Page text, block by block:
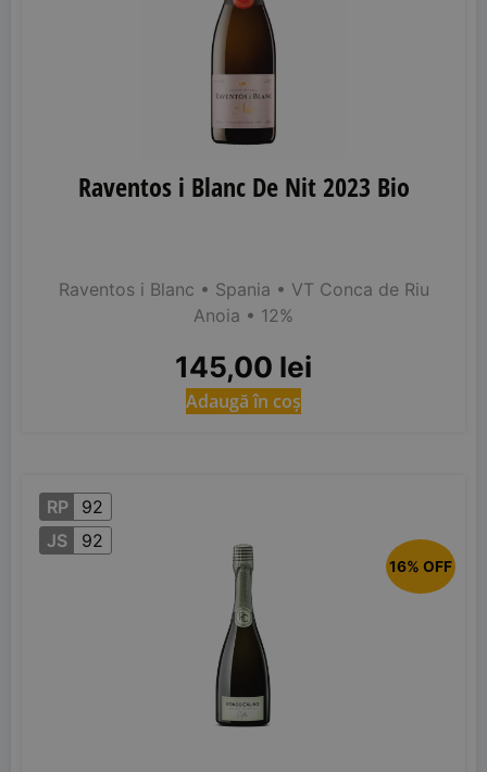
Raventos i Blanc De Nit 2023 Bio
Raventos i Blanc • Spania • VT Conca de Riu
Anoia • 12%
145,00 lei
Adaugă în coș
16% OFF
RP
92
JS
92